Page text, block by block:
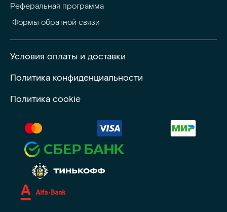
Реферальная программа
Формы обратной связи
Условия оплаты и доставки
Политика конфиденциальности
Политика cookie